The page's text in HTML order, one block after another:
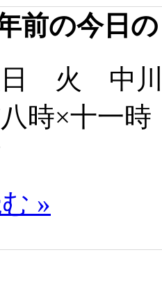
前の今日
火 中川
時×十一
»